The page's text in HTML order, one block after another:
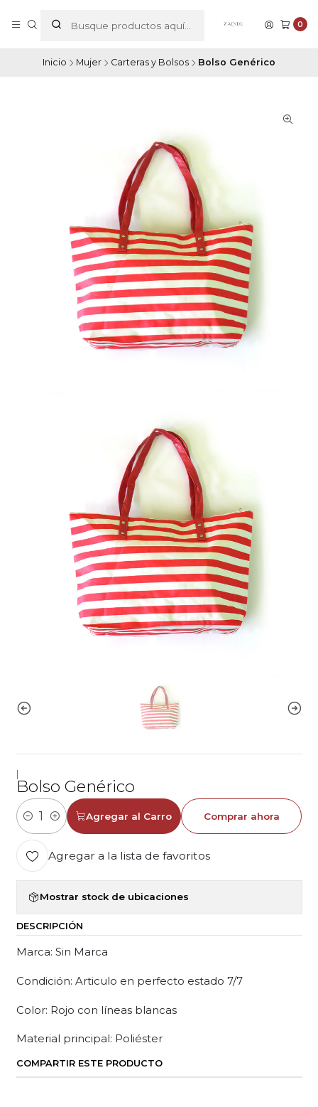
0
Inicio Mujer Carteras y Bolsos Bolso Genérico
Bolso Genérico
Cantidad
Agregar al Carro Comprar ahora
Agregar a la lista de favoritos
Mostrar stock de ubicaciones
DESCRIPCIÓN
Marca: Sin Marca
Condición: Articulo en perfecto estado 7/7
Color: Rojo con líneas blancas
Material principal: Poliéster
COMPARTIR ESTE PRODUCTO